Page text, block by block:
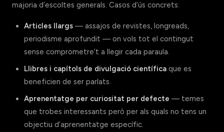
majoria d’escoltes generals. Casos d’ús concrets:
Articles llargs — assajos de revistes, longreads,
periodisme aprofundit — on vols tot el contingut
sense comprometre’t a llegir cada paraula.
Llibres i capítols de divulgació científica que es
beneficien de ser parlats.
Aprenentatge per curiositat per defecte — temes
que trobes interessants però per als quals no tens un
objectiu d’aprenentatge específic.